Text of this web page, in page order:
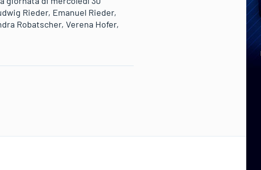
Rieder, Emanuel Rieder,
Robatscher, Verena Hofer,